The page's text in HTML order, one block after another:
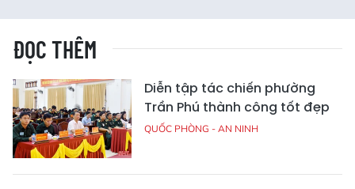
ĐỌC THÊM
Diễn tập tác chiến phường
Trần Phú thành công tốt đẹp
QUỐC PHÒNG - AN NINH